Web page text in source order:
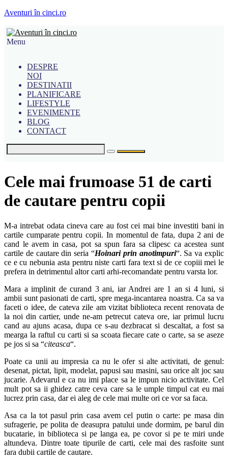
Aventuri în cinci.ro
Menu
DESPRE
NOI
DESTINATII
PLANIFICARE
LIFESTYLE
EVENIMENTE
BLOG
CONTACT
Cele mai frumoase 51 de carti
de cautare pentru copii
M-a intrebat odata cineva care au fost cei mai bine investiti bani in
cartile cumparate pentru copii. In momentul de fata, dupa 2 ani de
cand le avem in casa, pot sa spun fara sa clipesc ca acestea sunt
cartile de cautare din seria “Hoinari prin anotimpuri“. Sa va explic
ce e cu nebunia asta pentru niste carti fara text si de ce copiii mei le
prefera in detrimentul altor carti arhi-recomandate pentru varsta lor.
Mara a implinit de curand 3 ani, iar Andrei are 1 an si 4 luni, si
ambii sunt pasionati de carti, spre mega-incantarea noastra. Ca sa va
faceti o idee, de cateva zile am vizitat biblioteca recent renovata de
la noi din cartier, unde ne-am petrecut cateva ore, iar primul lucru
cand au ajuns acasa, dupa ce s-au dezbracat si descaltat, a fost sa
mearga la raftul cu carti si sa scoata fiecare cate o carte, sa se aseze
pe jos si sa “citeasca“.
Poate ca unii au impresia ca nu le ofer si alte activitati, de genul:
desenat, pictat, lipit, modelat, papusi sau masini, sau orice alt joc sau
jucarie. Adevarul e ca nu imi place sa le impun nicio activitate. Cel
mult pot sa ii ghidez catre ceva care sa le umple timpul cat eu mai
lucrez prin casa, dar ei aleg de cele mai multe ori ce vor sa faca.
Asa ca la tot pasul prin casa avem cel putin o carte: pe masa din
sufragerie, pe polita de deasupra patului unde dormim, pe barul din
bucatarie, in biblioteca si pe langa ea, pe covor si pe te miri unde
altundeva. Dintre toate tipurile de carti, cele mai des rasfoite sunt
fara dubii cartile de cautare.